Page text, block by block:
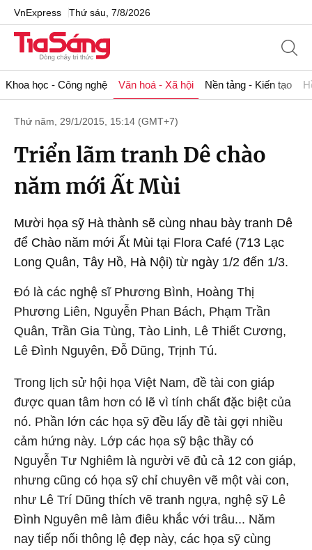
VnExpress Thứ sáu, 7/8/2026
Khoa học - Công nghệ Văn hoá - Xã hội Nền tảng - Kiến tạo
Thứ năm, 29/1/2015, 15:14 (GMT+7)
Triển lãm tranh Dê chào
năm mới Ất Mùi
Mười họa sỹ Hà thành sẽ cùng nhau bày tranh Dê
để Chào năm mới Ất Mùi tại Flora Café (713 Lạc
Long Quân, Tây Hồ, Hà Nội) từ ngày 1/2 đến 1/3.
Đó là các nghệ sĩ Phương Bình, Hoàng Thị
Phương Liên, Nguyễn Phan Bách, Phạm Trần
Quân, Trần Gia Tùng, Tào Linh, Lê Thiết Cương,
Lê Đình Nguyên, Đỗ Dũng, Trịnh Tú.
Trong lịch sử hội họa Việt Nam, đề tài con giáp
được quan tâm hơn có lẽ vì tính chất đặc biệt của
nó. Phần lớn các họa sỹ đều lấy đề tài gợi nhiều
cảm hứng này. Lớp các họa sỹ bậc thầy có
Nguyễn Tư Nghiêm là người vẽ đủ cả 12 con giáp,
nhưng cũng có họa sỹ chỉ chuyên vẽ một vài con,
như Lê Trí Dũng thích vẽ tranh ngựa, nghệ sỹ Lê
Đình Nguyên mê làm điêu khắc với trâu... Năm
nay tiếp nối thông lệ đẹp này, các họa sỹ cùng